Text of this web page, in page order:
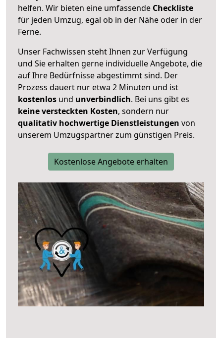
helfen. Wir bieten eine umfassende Checkliste
für jeden Umzug, egal ob in der Nähe oder in der
Ferne.
Unser Fachwissen steht Ihnen zur Verfügung
und Sie erhalten gerne individuelle Angebote, die
auf Ihre Bedürfnisse abgestimmt sind. Der
Prozess dauert nur etwa 2 Minuten und ist
kostenlos und unverbindlich. Bei uns gibt es
keine versteckten Kosten, sondern nur
qualitativ hochwertige Dienstleistungen von
unserem Umzugspartner zum günstigen Preis.
Kostenlose Angebote erhalten